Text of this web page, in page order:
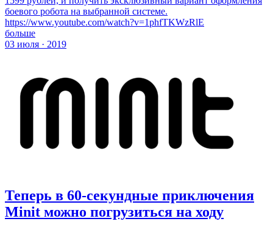
боевого робота на выбранной системе.
https://www.youtube.com/watch?v=1phfTKWzRlE
больше
03 июля · 2019
Теперь в 60-секундные приключения
Minit можно погрузиться на ходу